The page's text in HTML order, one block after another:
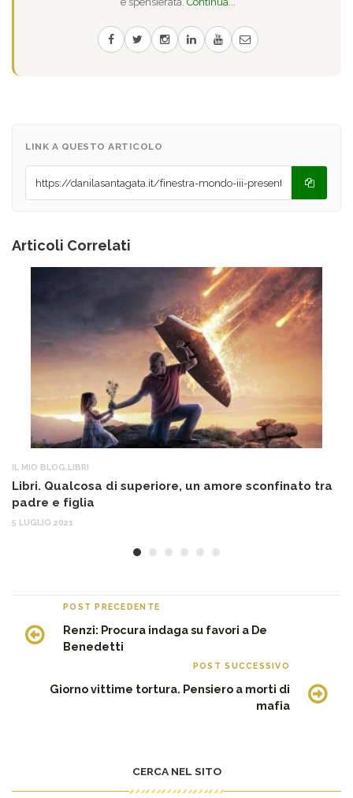
LINK A QUESTO ARTICOLO
Articoli Correlati
IL MIO BLOG LIBRI
Libri. Qualcosa di superiore, un amore sconfinato tra
padre e figlia
5 LUGLIO 2021
POST PRECEDENTE
Renzi: Procura indaga su favori a De
Benedetti
POST SUCCESSIVO
Giorno vittime tortura. Pensiero a morti di
mafia
CERCA NEL SITO